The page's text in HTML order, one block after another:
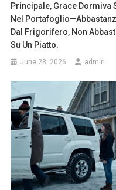
Principale, Grace Dormiva
Nel
Dal Frigorifero, Non
Su Un Piatto.
June 28, 2026 admin